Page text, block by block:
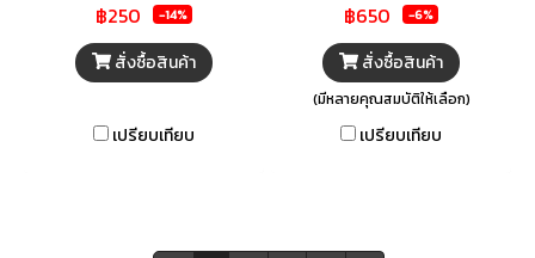
฿250 -14%
สั่งซื้อสินค้า
เปรียบเทียบ
ศีรษะและโหมดป้องกันความร้อน
สำหรับการดูแลผมแห้งเสีย อีกทั้ง
สวิตช์แบบ Cool-Shot ที่สร้าง
กระแสลมเย็นจัดด้วยการกดเพียง
ครั้งเดียวจะช่วยรักษาทรงผมได้
฿650 -6%
สั่งซื้อสินค้า
(มีหลายคุณสมบัติให้เลือก)
เปรียบเทียบ